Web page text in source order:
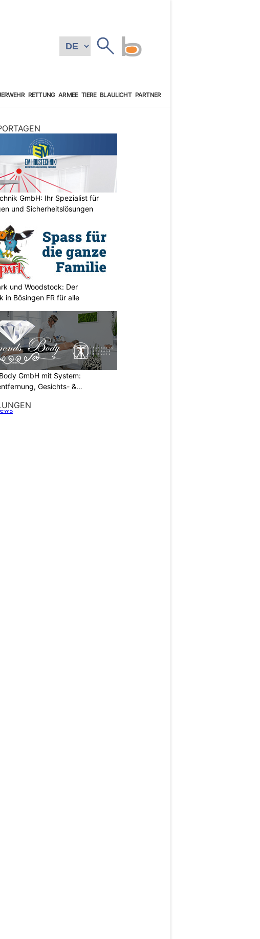
RETTUNG ARMEE TIERE BLAULICHT PARTNER
GmbH: Ihr Spezialist für
und Sicherheitslösungen
und Woodstock: Der
in Bösingen FR für alle
GmbH mit System:
Gesichts- &